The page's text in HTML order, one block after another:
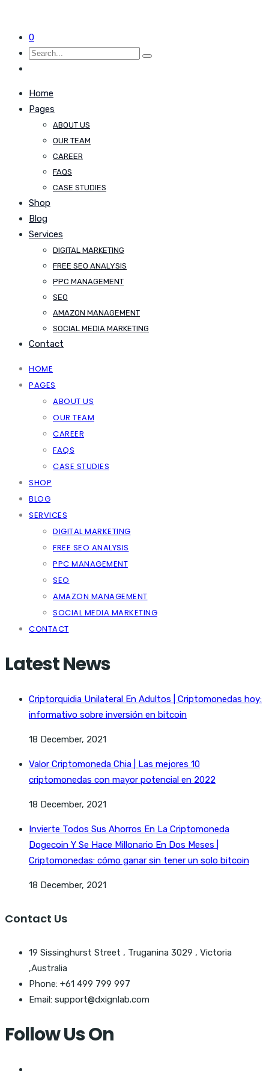
0
Home
Pages
ABOUT US
OUR TEAM
CAREER
FAQS
CASE STUDIES
Shop
Blog
Services
DIGITAL MARKETING
FREE SEO ANALYSIS
PPC MANAGEMENT
SEO
AMAZON MANAGEMENT
SOCIAL MEDIA MARKETING
Contact
HOME
PAGES
ABOUT US
OUR TEAM
CAREER
FAQS
CASE STUDIES
SHOP
BLOG
SERVICES
DIGITAL MARKETING
FREE SEO ANALYSIS
PPC MANAGEMENT
SEO
AMAZON MANAGEMENT
SOCIAL MEDIA MARKETING
CONTACT
Latest News
Criptorquidia Unilateral En Adultos | Criptomonedas hoy:
informativo sobre inversión en bitcoin
18 December, 2021
Valor Criptomoneda Chia | Las mejores 10
criptomonedas con mayor potencial en 2022
18 December, 2021
Invierte Todos Sus Ahorros En La Criptomoneda
Dogecoin Y Se Hace Millonario En Dos Meses |
Criptomonedas: cómo ganar sin tener un solo bitcoin
18 December, 2021
Contact Us
19 Sissinghurst Street , Truganina 3029 , Victoria
,Australia
Phone: +61 499 799 997
Email: support@dxignlab.com
Follow Us On